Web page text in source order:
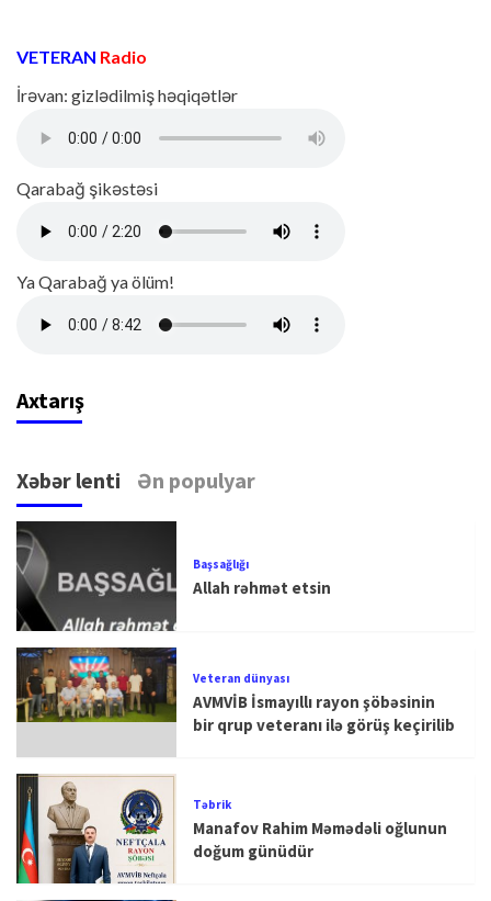
VETERAN Radio
İrəvan: gizlədilmiş həqiqətlər
Qarabağ şikəstəsi
Ya Qarabağ ya ölüm!
Axtarış
Xəbər lenti Ən populyar
Başsağlığı
Allah rəhmət etsin
Veteran dünyası
AVMVİB İsmayıllı rayon şöbəsinin
bir qrup veteranı ilə görüş keçirilib
Təbrik
Manafov Rahim Məmədəli oğlunun
doğum günüdür